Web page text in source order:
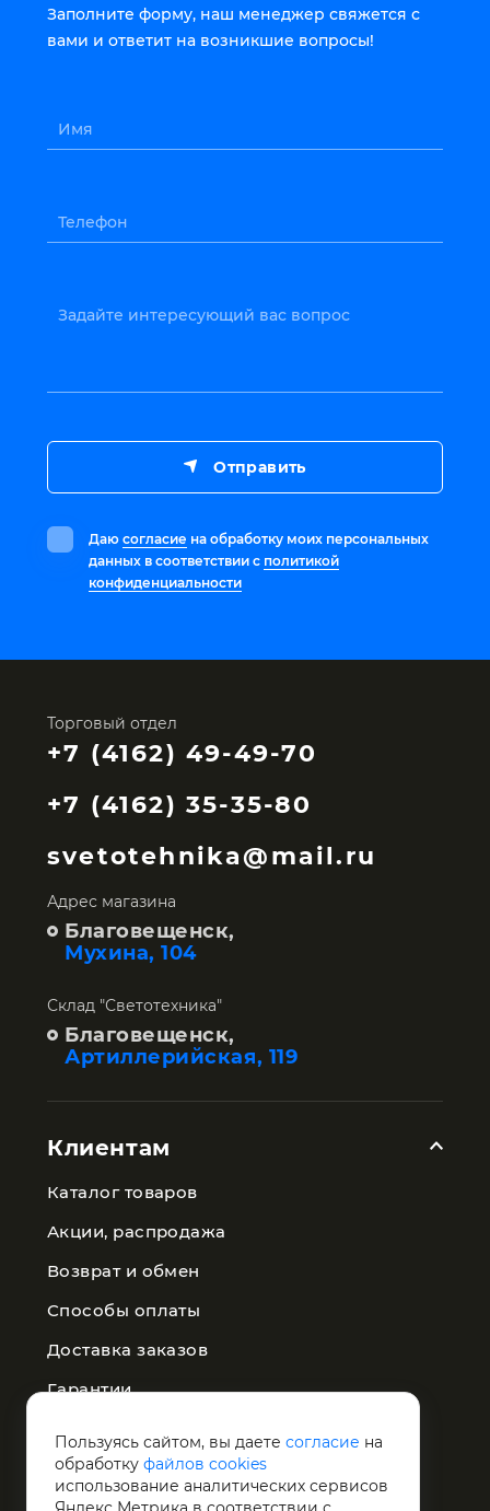
Заполните форму, наш менеджер свяжется с
вами и ответит на возникшие вопросы!
Имя
Телефон
Задайте интересующий вас вопрос
Даю согласие на обработку моих персональных
данных в соответствии с политикой
конфиденциальности
Отправить
Торговый отдел
+7 (4162) 49-49-70
+7 (4162) 35-35-80
svetotehnika@mail.ru
Адрес магазина
Благовещенск,
Мухина, 104
Склад "Светотехника"
Благовещенск,
Артиллерийская, 119
Клиентам
Каталог товаров
Акции, распродажа
Возврат и обмен
Способы оплаты
Доставка заказов
Гарантии
Политика конфиденциальности
Пользуясь сайтом, вы даете согласие на
обработку файлов cookies
использование аналитических сервисов